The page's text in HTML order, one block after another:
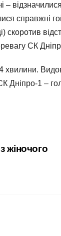
–
скоротив
СК
хвилини.
Дніпро-1 –
жіночого